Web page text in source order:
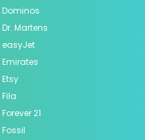
Dominos
Dr. Martens
easyJet
Emirates
Etsy
Fila
Forever 21
Fossil